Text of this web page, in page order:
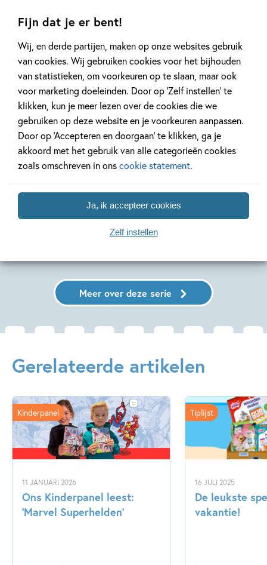
Fijn dat je er bent!
Wij, en derde partijen, maken op onze websites gebruik
van cookies. Wij gebruiken cookies voor het bijhouden
van statistieken, om voorkeuren op te slaan, maar ook
voor marketing doeleinden. Door op ‘Zelf instellen’ te
klikken, kun je meer lezen over de cookies die we
gebruiken op deze website en je voorkeuren aanpassen.
Door op ‘Accepteren en doorgaan’ te klikken, ga je
akkoord met het gebruik van alle categorieën cookies
zoals omschreven in onscookie statement.
Ja, ik accepteer cookies
Zelf instellen
strips'
100,00
Samengesteld pakket
AVI strips – poes
piet loopt weg
Jolanda Horsten, Silvie
12,50
Hardcover
AVI
nog
Meer over deze serie
Gerelateerde artikelen
11 JANUARI 2026
Ons Kinderpanel leest:
‘Marvel Superhelden’
Kinderpanel
16 JULI 2025
De leukste
vakantie!
Tiplijst